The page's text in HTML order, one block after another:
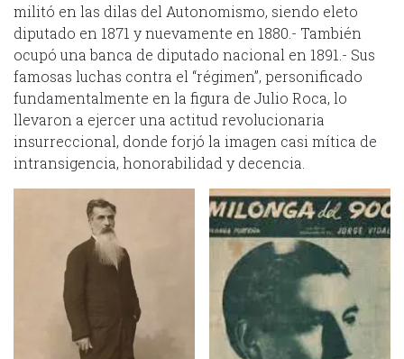
militó en las dilas del Autonomismo, siendo eleto
diputado en 1871 y nuevamente en 1880.- También
ocupó una banca de diputado nacional en 1891.- Sus
famosas luchas contra el “régimen”, personificado
fundamentalmente en la figura de Julio Roca, lo
llevaron a ejercer una actitud revolucionaria
insurreccional, donde forjó la imagen casi mítica de
intransigencia, honorabilidad y decencia.